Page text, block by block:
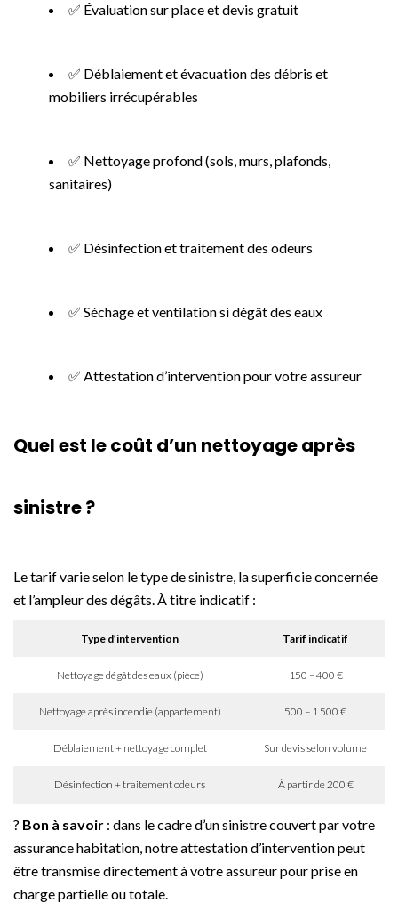
✅ Évaluation sur place et devis gratuit
✅ Déblaiement et évacuation des débris et
mobiliers irrécupérables
✅ Nettoyage profond (sols, murs, plafonds,
sanitaires)
✅ Désinfection et traitement des odeurs
✅ Séchage et ventilation si dégât des eaux
✅ Attestation d’intervention pour votre assureur
Quel est le coût d’un nettoyage après
sinistre ?
Le tarif varie selon le type de sinistre, la superficie concernée
et l’ampleur des dégâts. À titre indicatif :
Type d’intervention Tarif indicatif
Nettoyage dégât des eaux (pièce) 150 – 400 €
Nettoyage après incendie (appartement) 500 – 1 500 €
Déblaiement + nettoyage complet Sur devis selon volume
Désinfection + traitement odeurs À partir de 200 €
? Bon à savoir : dans le cadre d’un sinistre couvert par votre
assurance habitation, notre attestation d’intervention peut
être transmise directement à votre assureur pour prise en
charge partielle ou totale.